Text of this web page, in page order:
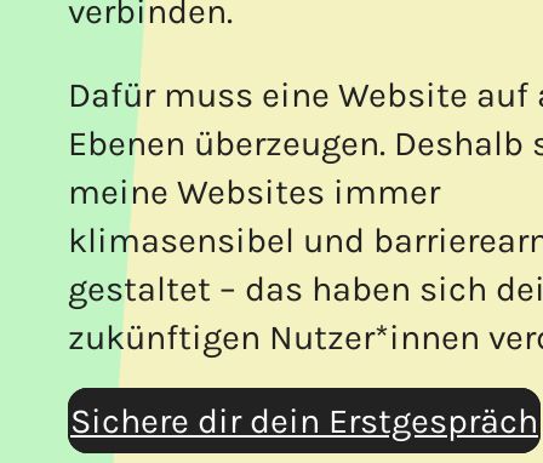
verbinden.
Dafür muss eine Website auf
Ebenen überzeugen. Deshalb
meine Websites immer
klimasensibel und
gestaltet – das haben sich
zukünftigen Nutzer*innen
Sichere dir dein Erstgespräch